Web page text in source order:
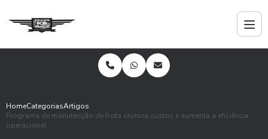
HomeCategoriasArtigos
Programa de manutenção de frota otimiza custos e aumenta a eficiência
operacional